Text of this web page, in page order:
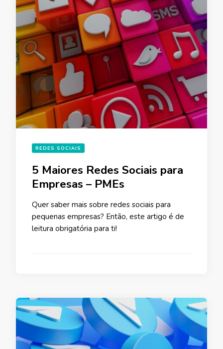
REDES SOCIAIS
5 Maiores Redes Sociais para
Empresas – PMEs
Quer saber mais sobre redes sociais para
pequenas empresas? Então, este artigo é de
leitura obrigatória para ti!